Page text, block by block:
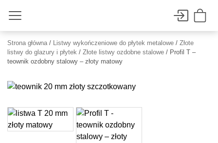
Strona główna/ Listwy wykończeniowe do płytek metalowe / Złote
listwy do glazury i płytek / Złote listwy ozdobne stalowe / Profil T –
teownik ozdobny stalowy – złoty matowy